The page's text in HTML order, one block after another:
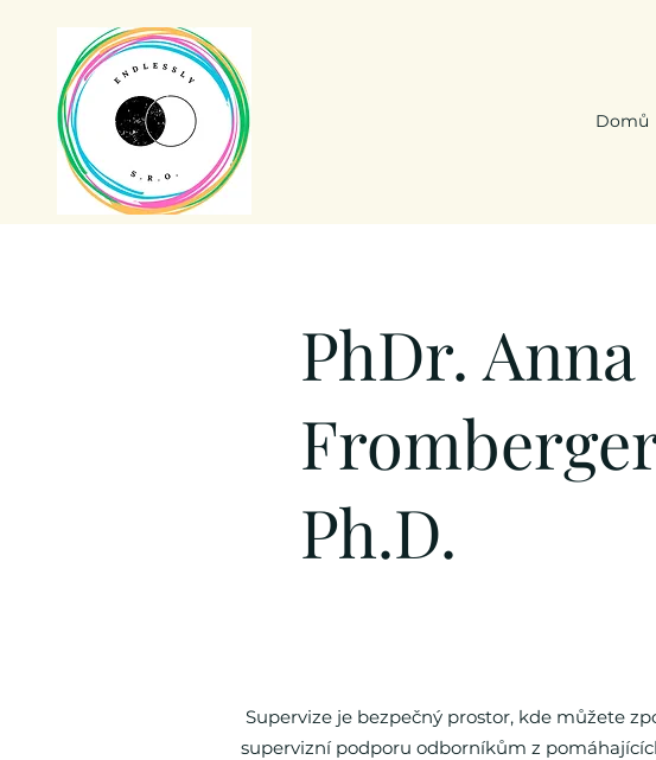
Domů
PhDr. Anna
Ph.D.
Supervize je bezpečný prostor, kde můžete
supervizní podporu odborníkům z